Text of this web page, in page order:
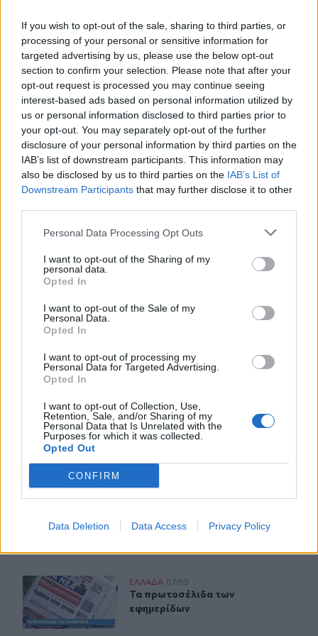
If you wish to opt-out of the sale, sharing to third parties, or
processing of your personal or sensitive information for
targeted advertising by us, please use the below opt-out
section to confirm your selection. Please note that after your
opt-out request is processed you may continue seeing
interest-based ads based on personal information utilized by
us or personal information disclosed to third parties prior to
your opt-out. You may separately opt-out of the further
disclosure of your personal information by third parties on the
IAB’s list of downstream participants. This information may
also be disclosed by us to third parties on the IAB’s List of
Downstream Participants that may further disclose it to other
Personal Data Processing Opt Outs
I want to opt-out of the Sharing of my
personal data.
Opted In
I want to opt-out of the Sale of my
Personal Data.
Opted In
I want to opt-out of processing my
Personal Data for Targeted Advertising.
Opted In
I want to opt-out of Collection, Use,
Retention, Sale, and/or Sharing of my
Personal Data that Is Unrelated with the
Purposes for which it was collected.
Opted Out
CONFIRM
Data Deletion Data Access Privacy Policy
07:03
Υπόθεση Marfin: Ενώπιον της Δικαιοσύνης σήμερα η
46χρονη κατηγορούμενη για τη φονική επίθεση
06:57
Υψηλός και σήμερα ο κίνδυνος πυρκαγιάς στην Κρήτη
05:52
ΕΝΦΙΑ: Τα λάθη στις μεταβιβάσεις που φέρνουν
τσουχτερά πρόστιμα έως 1.000 ευρώ
04:41
ΠΕΡΙΣΣΟΤΕΡΑ
ΣΧΕΤΙΚA AΡΘΡΑ
Αίγιο: Νεκρός 52χρονος οδηγός λεωφορείου, υπέστη
Αίγιο: Νεκρός 52χρονος οδηγός
Αίγιο: Νεκρός 52χρονος οδηγός
λεωφορείου, υπέστη καρδιακό
επεισόδιο στο τιμόνι
Φωτιά σε εγκαταλελειμμένο κτίριο στο Μοσχάτο
ΕΛΛAΔΑ
Φωτιά σε εγκαταλελειμμένο
Φωτιά σε εγκαταλελειμμένο
Τα πρωτοσέλιδα των εφημερίδων
ΕΛΛAΔΑ 07:59
Τα πρωτοσέλιδα των εφημερίδων
Τα πρωτοσέλιδα των
εφημερίδων